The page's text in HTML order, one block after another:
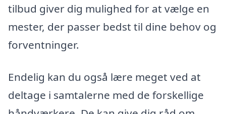
tilbud giver dig mulighed for at vælge en
mester, der passer bedst til dine behov og
forventninger.
Endelig kan du også lære meget ved at
deltage i samtalerne med de forskellige